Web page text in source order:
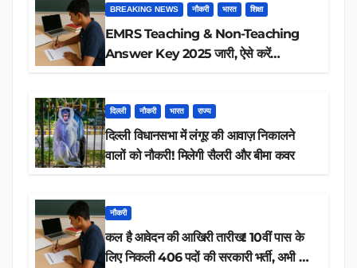
BREAKING NEWS नौकरी भारत शिक्षा
EMRS Teaching & Non-Teaching
Answer Key 2025 जारी, ऐसे करें
दिल्ली नौकरी भारत राज्य
दिल्ली विधानसभा में लंगूर की आवाज़ निकालने
वालों को नौकरी! मिलेगी सैलरी और बीमा कवर
नौकरी
कल है आवेदन की आखिरी तारीख! 10वीं पास के
लिए निकली 406 पदों की सरकारी भर्ती, अभी करें